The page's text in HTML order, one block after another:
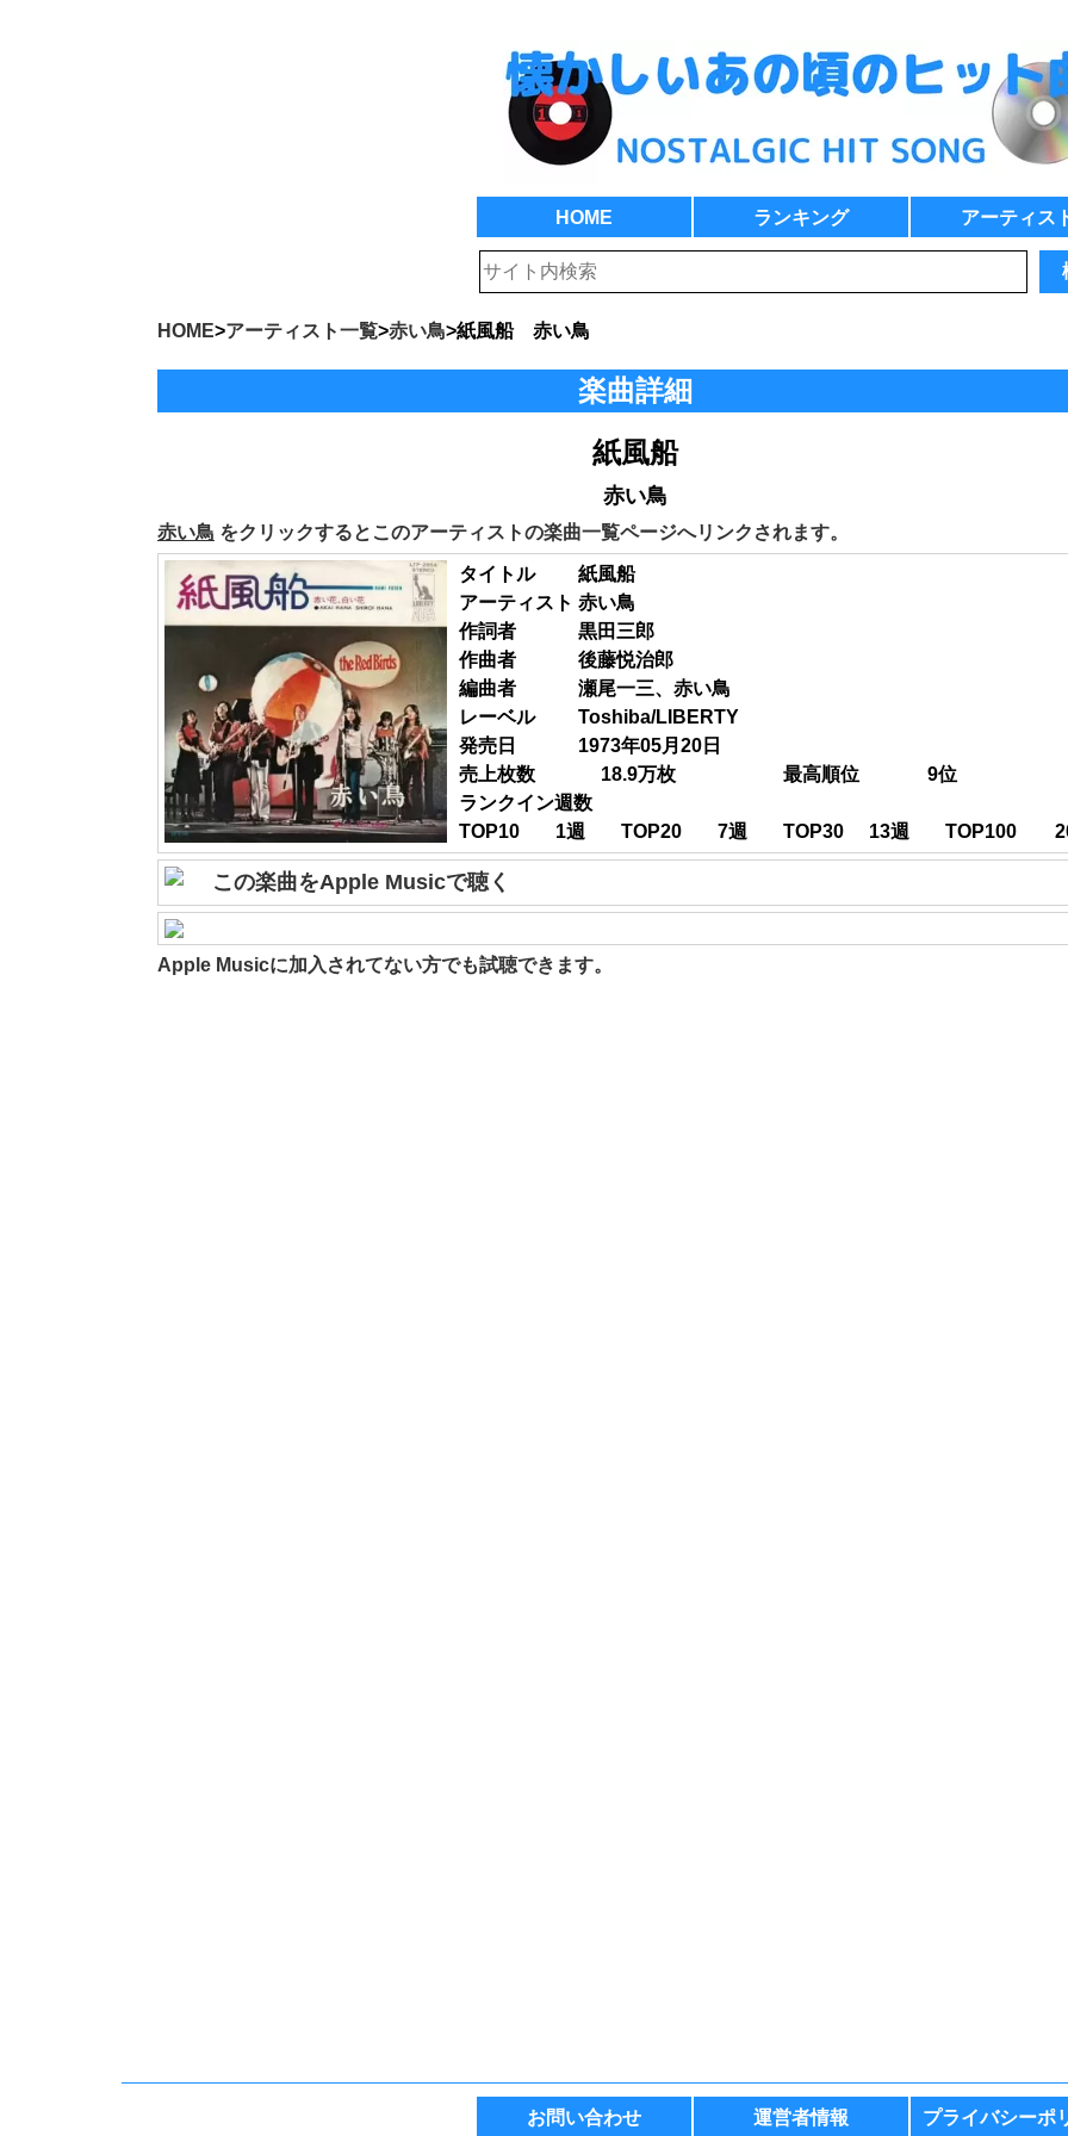
HOME ランキング アーティス
HOME>アーティスト一覧>赤い鳥>紙風船 赤い鳥
楽曲詳細
紙風船
赤い鳥
赤い鳥 をクリックするとこのアーティストの楽曲一覧ページへリンクされます。
タイトル
紙風船
アーティスト 赤い鳥
作詞者
黒田三郎
作曲者
後藤悦治郎
編曲者
瀬尾一三、赤い鳥
レーベル
Toshiba/LIBERTY
発売日
1973年05月20日
売上枚数
18.9万枚 最高順位 9位
ランクイン週数
TOP10
1週 TOP20 7週 TOP30 13週 TOP100
この楽曲をApple Musicで聴く
Apple Musicに加入されてない方でも試聴できます。
お問い合わせ 運営者情報 プライバシーポ